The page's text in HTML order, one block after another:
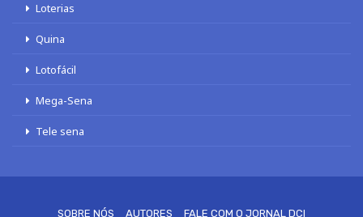
Loterias
Quina
Lotofácil
Mega-Sena
Tele sena
SOBRE NÓS AUTORES
FALE COM O JORNAL DCI